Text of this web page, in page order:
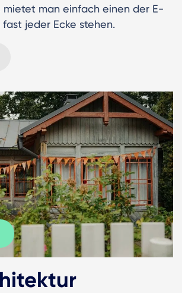
mietet man einfach einen der E-
jeder Ecke stehen.